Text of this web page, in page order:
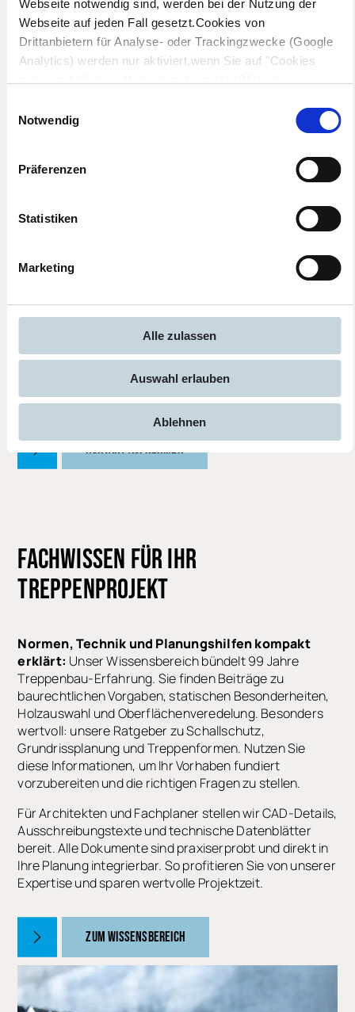
Webseite notwendig sind, werden bei der Nutzung der
Webseite auf jeden Fall gesetzt.Cookies von
Drittanbietern für Analyse- oder Trackingzwecke (Google
Analytics) werden nur aktiviert,wenn Sie auf "Cookies
erfahren Sie in unserer
Notwendig
Präferenzen
Statistiken
Marketing
Alle zulassen
Auswahl erlauben
Ablehnen
IHRE LUXURIÖSE TREPPE WARTET
Starten Sie jetzt Ihr Treppenprojekt. Unser
Vertriebsteam ist deutschlandweit präsent und kommt
gerne zu Ihnen. Vereinbaren Sie einen kostenlosen
Beratungstermin oder fordern Sie direkt ein Angebot
KONTAKT AUFNEHMEN
FACHWISSEN FÜR IHR
TREPPENPROJEKT
Normen, Technik und Planungshilfen kompakt
erklärt: Unser Wissensbereich bündelt 99 Jahre
Treppenbau-Erfahrung. Sie finden Beiträge zu
baurechtlichen Vorgaben, statischen Besonderheiten,
Holzauswahl und Oberflächenveredelung. Besonders
wertvoll: unsere Ratgeber zu Schallschutz,
Grundrissplanung und Treppenformen. Nutzen Sie
diese Informationen, um Ihr Vorhaben fundiert
vorzubereiten und die richtigen Fragen zu stellen.
Für Architekten und Fachplaner stellen wir CAD-Details,
Ausschreibungstexte und technische Datenblätter
bereit. Alle Dokumente sind praxiserprobt und direkt in
Ihre Planung integrierbar. So profitieren Sie von unserer
Expertise und sparen wertvolle Projektzeit.
ZUM WISSENSBEREICH